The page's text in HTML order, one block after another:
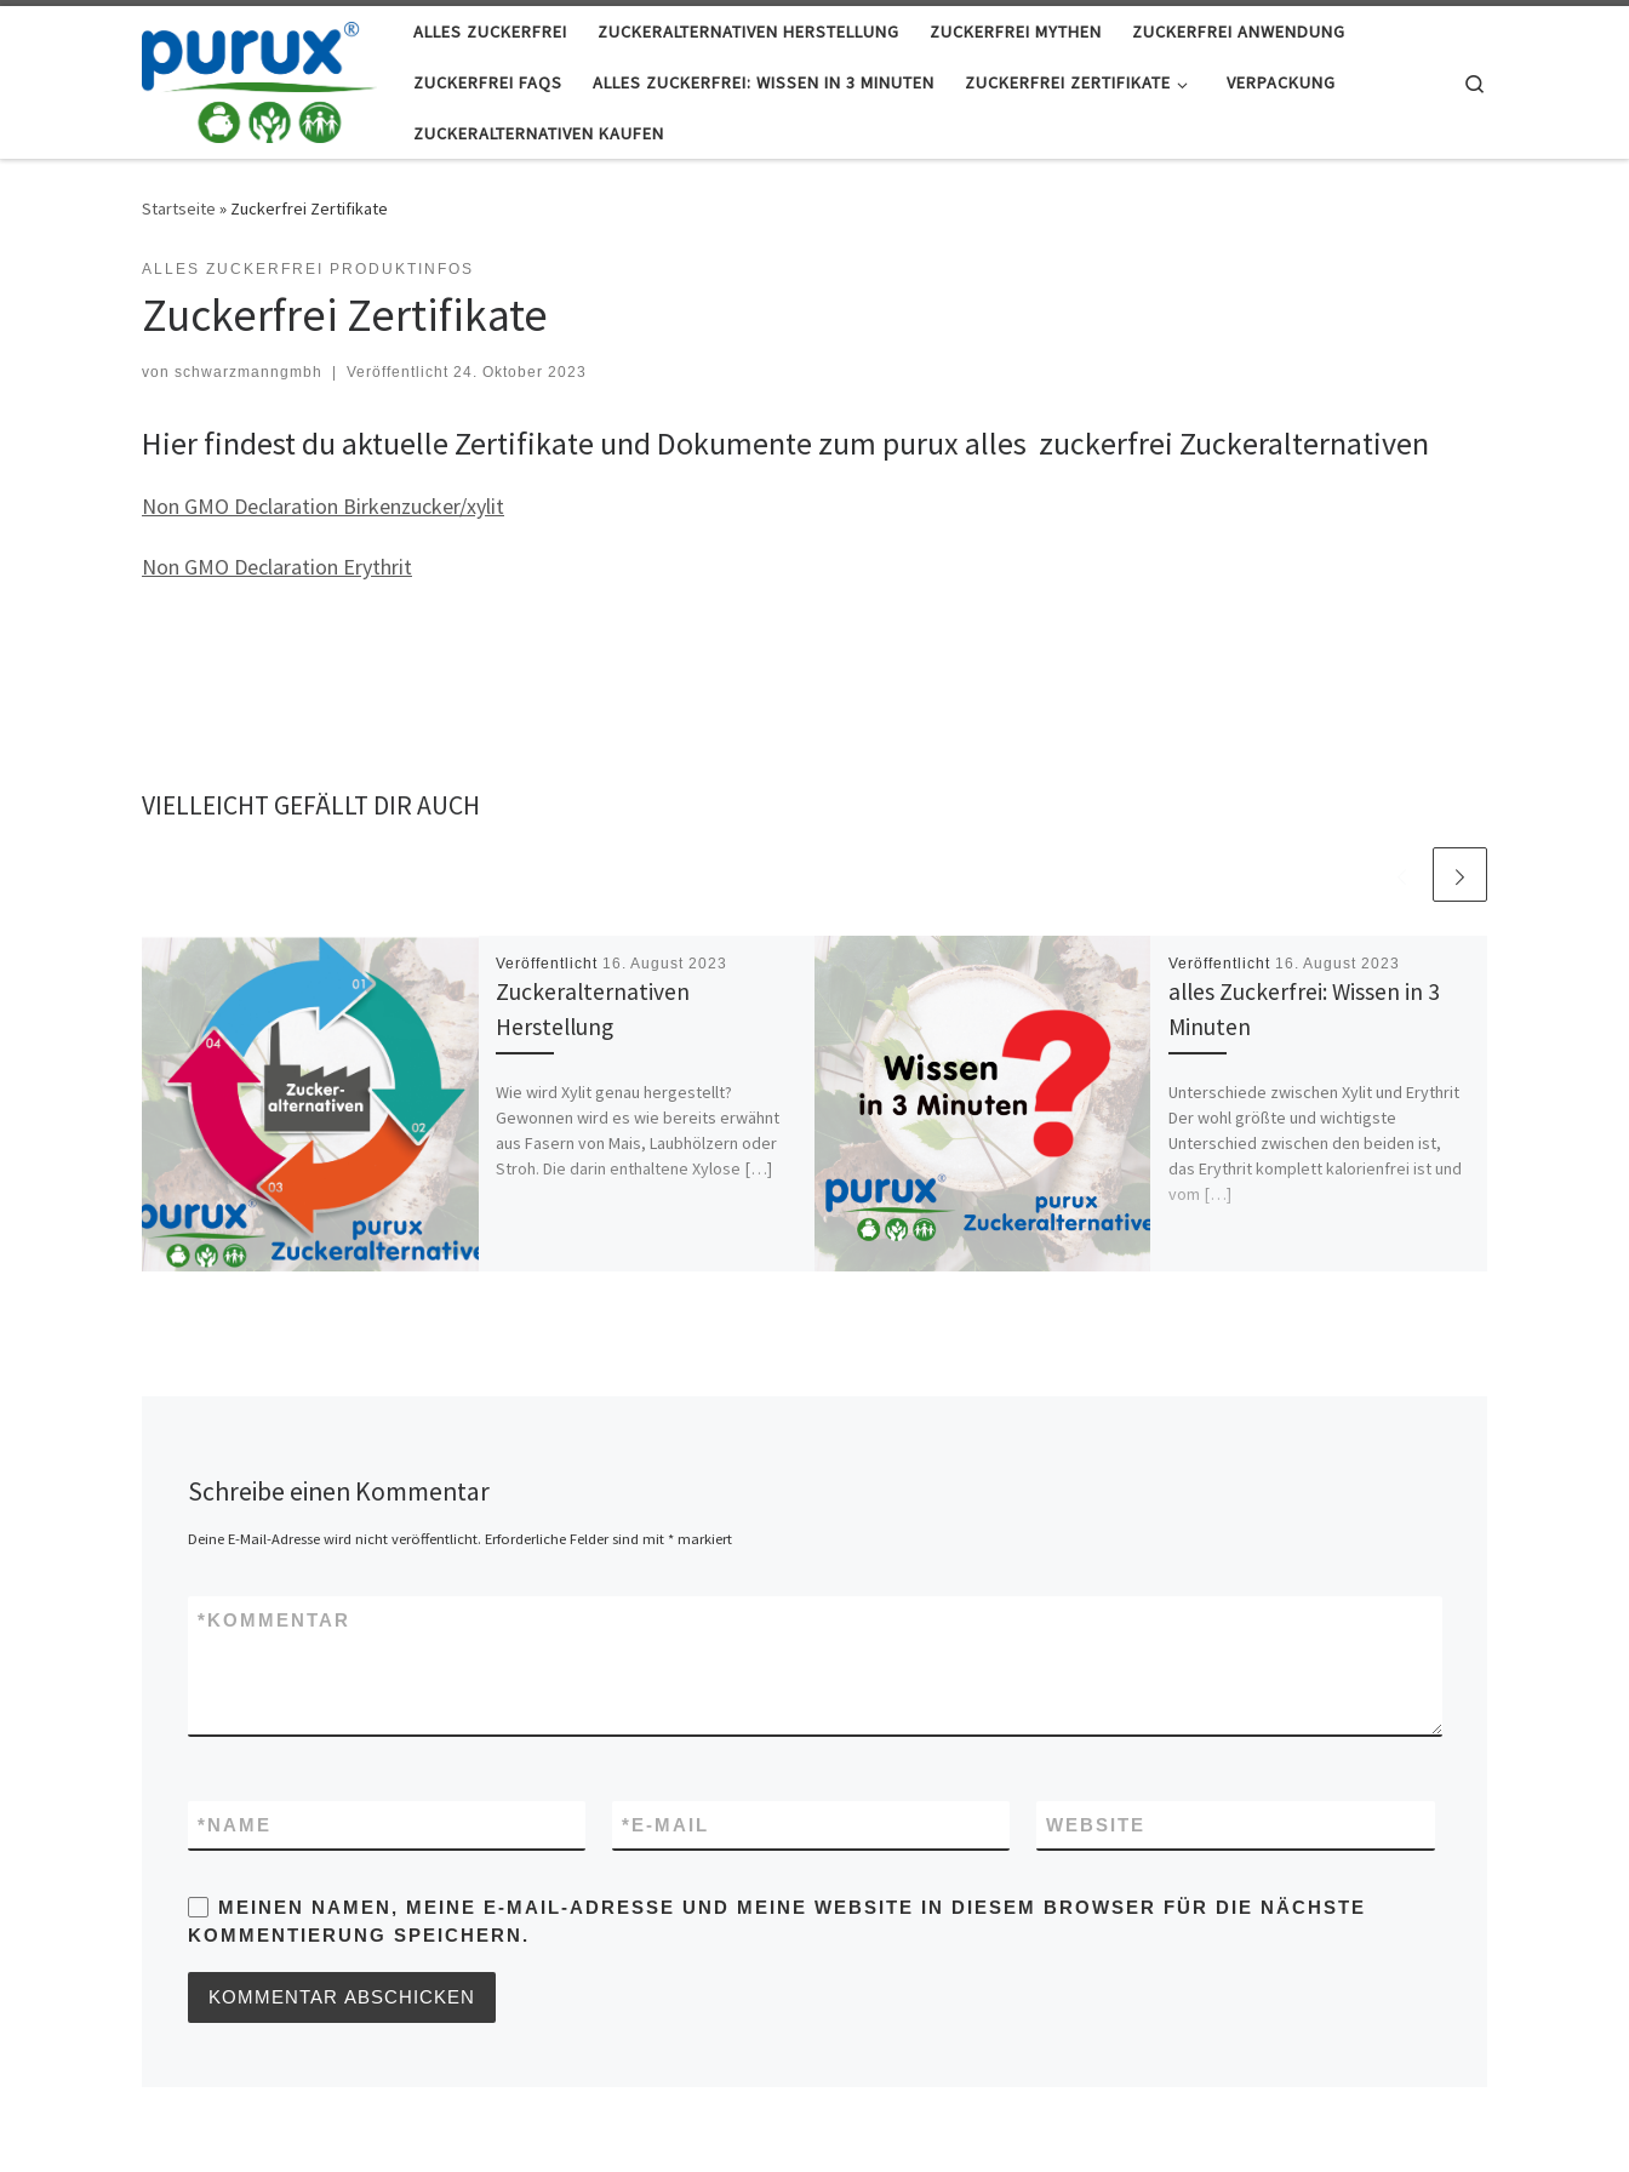
Zum Inhalt springen ALLES ZUCKERFREI ZUCKERALTERNATIVEN HERSTELLUNG ZUCKERFREI MYTHEN ZUCKERFREI ANWENDUNG
ZUCKERFREI FAQS ALLES ZUCKERFREI: WISSEN IN 3 MINUTEN ZUCKERFREI ZERTIFIKATE VERPACKUNG
ZUCKERALTERNATIVEN KAUFEN
Startseite » Zuckerfrei Zertifikate
ALLES ZUCKERFREI PRODUKTINFOS
Zuckerfrei Zertifikate
von schwarzmanngmbh Veröffentlicht 24. Oktober 2023
Hier findest du aktuelle Zertifikate und Dokumente zum purux alles zuckerfrei Zuckeralternativen
Non GMO Declaration Birkenzucker/xylit
Non GMO Declaration Erythrit
VIELLEICHT GEFÄLLT DIR AUCH
Veröffentlicht 16. August 2023
Zuckeralternativen
Herstellung
Wie wird Xylit genau hergestellt?
Gewonnen wird es wie bereits erwähnt
aus Fasern von Mais, Laubhölzern oder
Stroh. Die darin enthaltene Xylose […]
Veröffentlicht 16. August 2023
alles Zuckerfrei: Wissen in 3
Minuten
Unterschiede zwischen Xylit und Erythrit
Der wohl größte und wichtigste
Unterschied zwischen den beiden ist,
das Erythrit komplett kalorienfrei ist und
vom […]
Schreibe einen Kommentar
Deine E-Mail-Adresse wird nicht veröffentlicht. Erforderliche Felder sind mit *markiert
KOMMENTAR
*
NAME
* E-MAIL
* WEBSITE
MEINEN NAMEN, MEINE E-MAIL-ADRESSE UND MEINE WEBSITE IN DIESEM BROWSER FÜR DIE NÄCHSTE
KOMMENTIERUNG SPEICHERN.